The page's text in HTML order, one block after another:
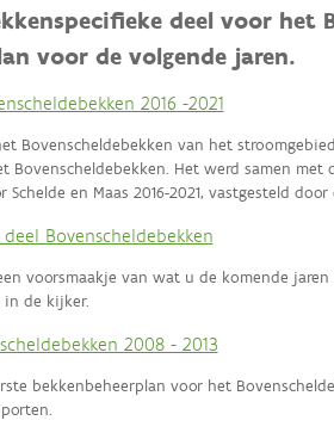
deel voor het
voor de volgende jaren.
2016 -2021
Bovenscheldebekken van het
Bovenscheldebekken. Het werd samen met
en Maas 2016-2021, vastgesteld door
Bovenscheldebekken
voorsmaakje van wat u de komende
in de kijker.
2008 - 2013
bekkenbeheerplan voor het